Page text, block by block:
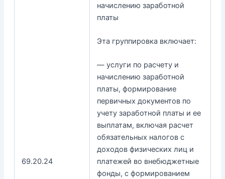
69.20.24
начислению заработной
платы
Эта группировка включает:
— услуги по расчету и
начислению заработной
платы, формирование
первичных документов по
учету заработной платы и ее
выплатам, включая расчет
обязательных налогов с
доходов физических лиц и
платежей во внебюджетные
фонды, с формированием